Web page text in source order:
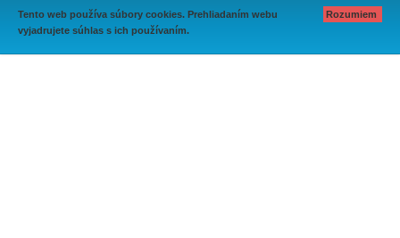
Tento web používa súbory cookies. Prehliadaním webu
vyjadrujete súhlas s ich používaním.
Rozumiem